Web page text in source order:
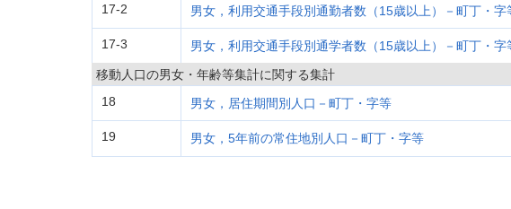
17-2 男女，利用交通手段別通勤者数（15歳以上）－町丁・字
17-3 男女，利用交通手段別通学者数（15歳以上）－町丁・字
移動人口の男女・年齢等集計に関する集計
18
男女，居住期間別人口－町丁・字等
19 男女，5年前の常住地別人口－町丁・字等